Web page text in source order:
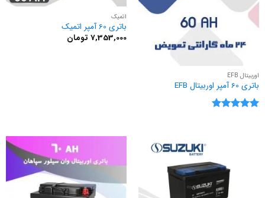
اوربیتال EFB
باتری 60 آمپر اوربیتال EFB
اتمیک
باتری 60 آمپر اتمیک
7,353,000 تومان